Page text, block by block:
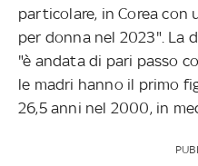
particolare, in Corea
per donna nel 2023". La
"è andata di pari passo
le madri hanno il primo
26,5 anni nel 2000, in